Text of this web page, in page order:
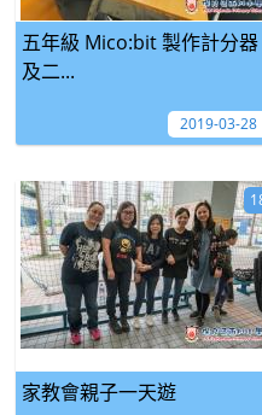
五年級 Mico:bit 製作計分器
及二...
2019-03-28
家教會親子一天遊